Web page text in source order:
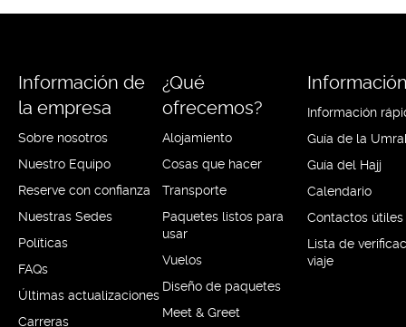
Información de
la empresa
Sobre nosotros
Nuestro Equipo
Reserve con confianza
Nuestras Sedes
Políticas
FAQs
Últimas actualizaciones
Carreras
¿Qué
ofrecemos?
Alojamiento
Cosas que hacer
Transporte
Paquetes listos para
usar
Vuelos
Diseño de paquetes
Meet & Greet
Información
Guía de la
Guía del Hajj
Calendario
Contactos útiles
Lista de
viaje